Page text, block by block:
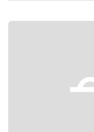
Previous slide